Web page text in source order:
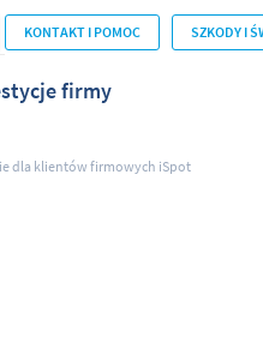
firmy
KONTAKT I POMOC SZKODY I
dla klientów firmowych iSpot